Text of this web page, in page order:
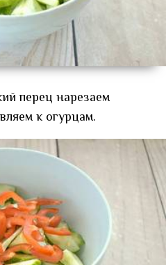
перец нарезаем
к огурцам.